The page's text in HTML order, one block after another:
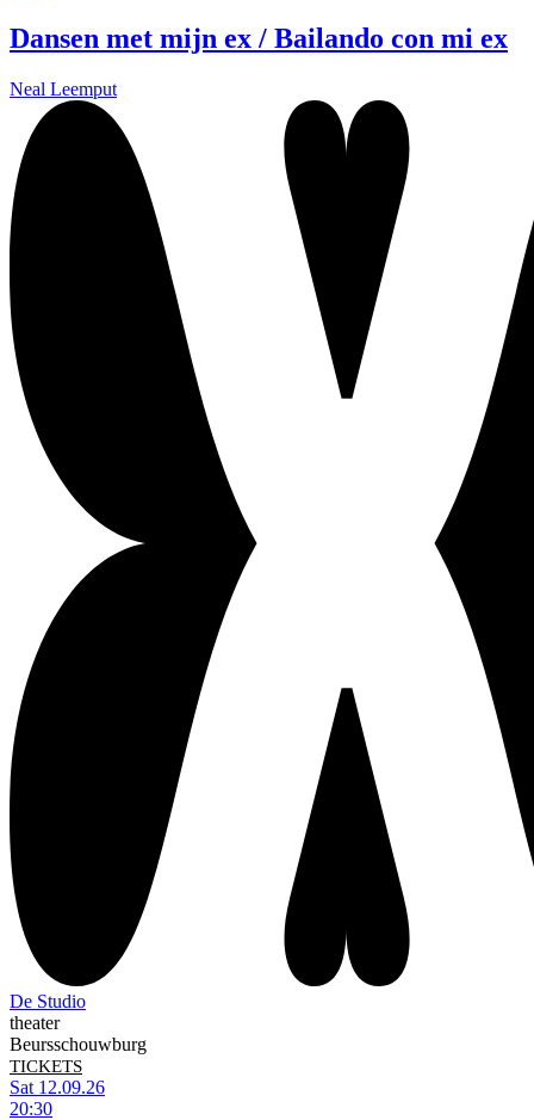
Dansen met mijn ex / Bailando con mi ex
Neal Leemput
De Studio
theater
Beursschouwburg
TICKETS
Sat 12.09.26
20:30